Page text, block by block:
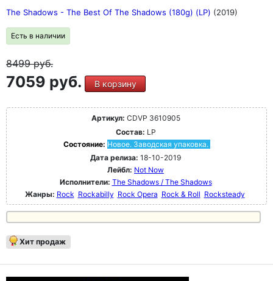
The Shadows - The Best Of The Shadows (180g) (LP) (2019)
Есть в наличии
8499руб.
7059 руб. В корзину
Артикул: CDVP 3610905
Состав: LP
Состояние: Новое. Заводская упаковка.
Дата релиза: 18-10-2019
Лейбл: Not Now
Исполнители: The Shadows / The Shadows
Жанры: Rock Rockabilly Rock Opera Rock & Roll Rocksteady
Хит продаж